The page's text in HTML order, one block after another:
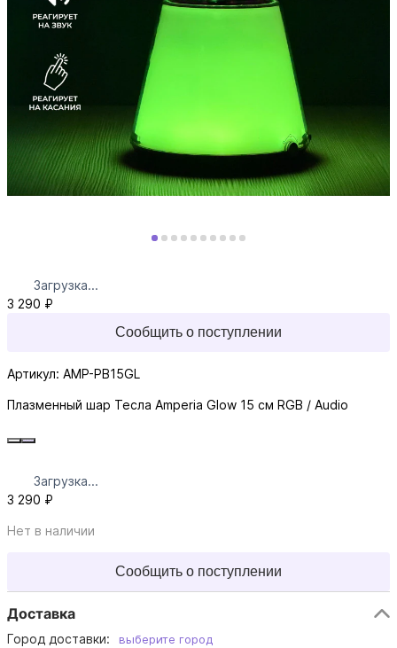
Загрузка...
3 290 ₽
Сообщить о поступлении
Артикул: AMP-PB15GL
Плазменный шар Тесла Amperia Glow 15 см RGB / Audio
Загрузка...
3 290 ₽
Нет в наличии
Сообщить о поступлении
Доставка
Город доставки: выберите город